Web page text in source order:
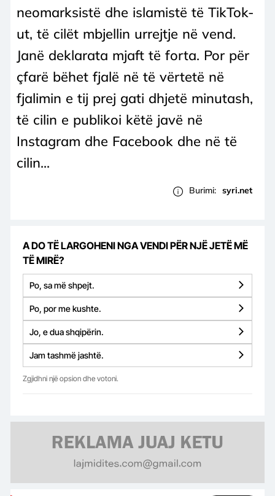
neomarksistë dhe islamistë të TikTok-
ut, të cilët mbjellin urrejtje në vend.
Janë deklarata mjaft të forta. Por për
çfarë bëhet fjalë në të vërtetë në
fjalimin e tij prej gati dhjetë minutash,
të cilin e publikoi këtë javë në
Instagram dhe Facebook dhe në të
cilin...
Burimi: syri.net
A DO TË LARGOHENI NGA VENDI PËR NJË JETË MË
TË MIRË?
Po, sa më shpejt.
Po, por me kushte.
Jo, e dua shqipërin.
Jam tashmë jashtë.
Zgjidhni një opsion dhe votoni.